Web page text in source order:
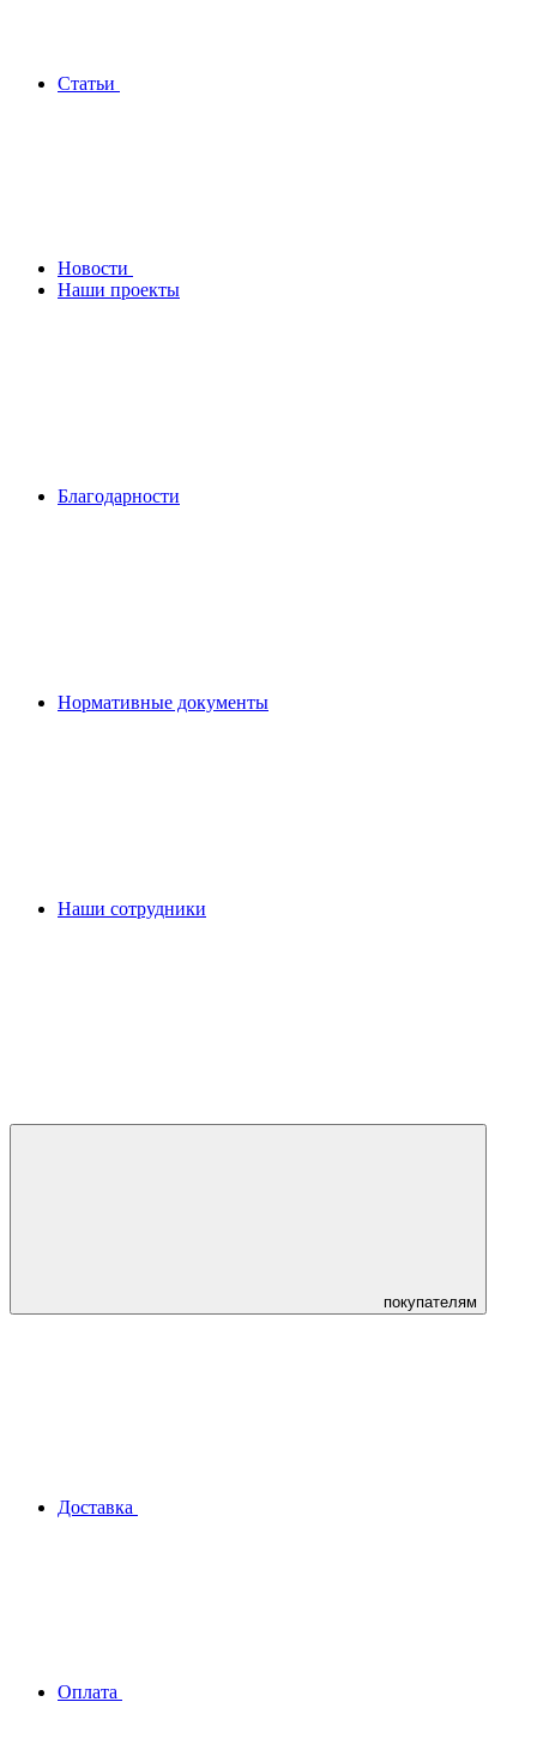
Статьи
Новости
Наши проекты
Благодарности
Нормативные документы
Наши сотрудники
покупателям
Доставка
Оплата